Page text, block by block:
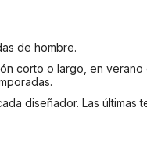
de hombre.
corto o largo, en
diseñador. Las últimas